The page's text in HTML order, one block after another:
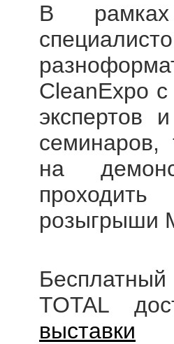
В
CleanExpo
экспертов
семинаров,
на
розыгрыши
TOTAL
выставки